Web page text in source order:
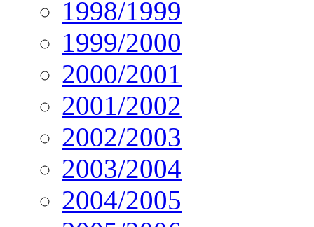
1998/1999
1999/2000
2000/2001
2001/2002
2002/2003
2003/2004
2004/2005